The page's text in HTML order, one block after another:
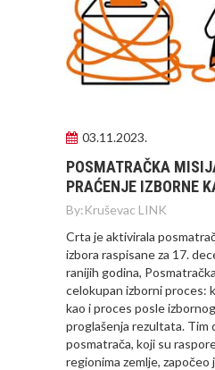
03.11.2023.
POSMATRAČKA
PRAĆENJE IZBORNE
By:Kruševac LINK
Crta je aktivirala
izbora raspisane za 17.
ranijih godina,
celokupan izborni proces:
kao i proces posle
proglašenja rezultata. Tim
posmatrača, koji su
regionima zemlje,